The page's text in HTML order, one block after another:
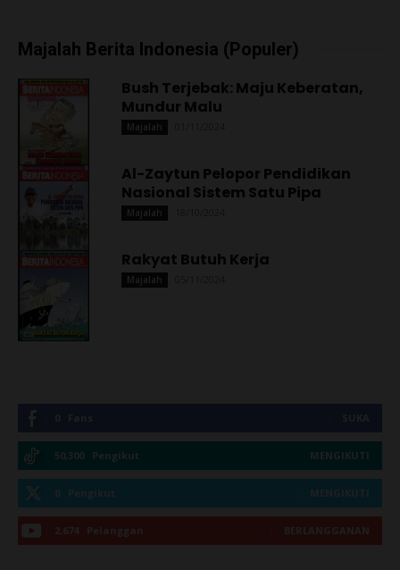
Majalah Berita Indonesia (Populer)
Bush Terjebak: Maju Keberatan,
Mundur Malu
Majalah
Al-Zaytun Pelopor Pendidikan
Nasional Sistem Satu Pipa
Majalah
Rakyat Butuh Kerja
Majalah
50,300 Pengikut MENGIKUTI
0 Pengikut MENGIKUTI